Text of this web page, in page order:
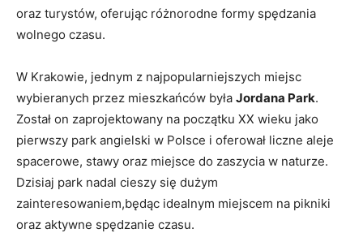
oraz turystów, oferując różnorodne formy ⁣spędzania⁤
wolnego czasu.
W Krakowie, ⁣jednym z​ najpopularniejszych miejsc
wybieranych przez mieszkańców była Jordana Park.
Został on zaprojektowany na ‍początku XX wieku jako
pierwszy park angielski w ⁢Polsce i oferował liczne aleje
spacerowe, stawy oraz ‌miejsce do zaszycia w‍ naturze.
Dzisiaj park nadal cieszy się dużym
zainteresowaniem,będąc idealnym⁢ miejscem na pikniki
oraz aktywne spędzanie czasu.